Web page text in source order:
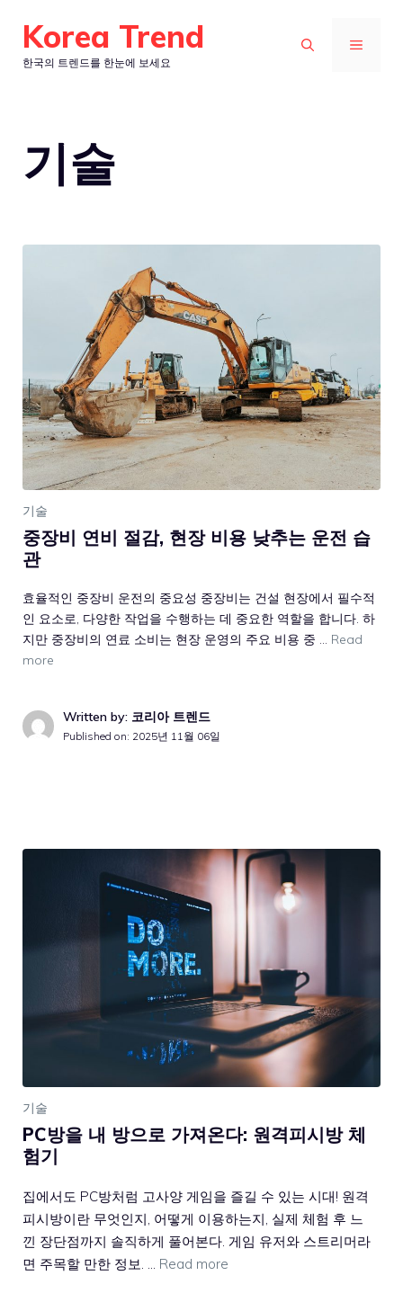
Korea Trend
한국의 트렌드를 한눈에 보세요
메
기술
기술
중장비 연비 절감, 현장 비용 낮추는 운전 습
관
효율적인 중장비 운전의 중요성 중장비는 건설 현장에서 필수적
인 요소로, 다양한 작업을 수행하는 데 중요한 역할을 합니다. 하
지만 중장비의 연료 소비는 현장 운영의 주요 비용 중 … Read
more
Written by: 코리아 트렌드
Published on: 2025년 11월 06일
기술
PC방을 내 방으로 가져온다: 원격피시방 체
험기
집에서도 PC방처럼 고사양 게임을 즐길 수 있는 시대! 원격
피시방이란 무엇인지, 어떻게 이용하는지, 실제 체험 후 느
낀 장단점까지 솔직하게 풀어본다. 게임 유저와 스트리머라
면 주목할 만한 정보. … Read more